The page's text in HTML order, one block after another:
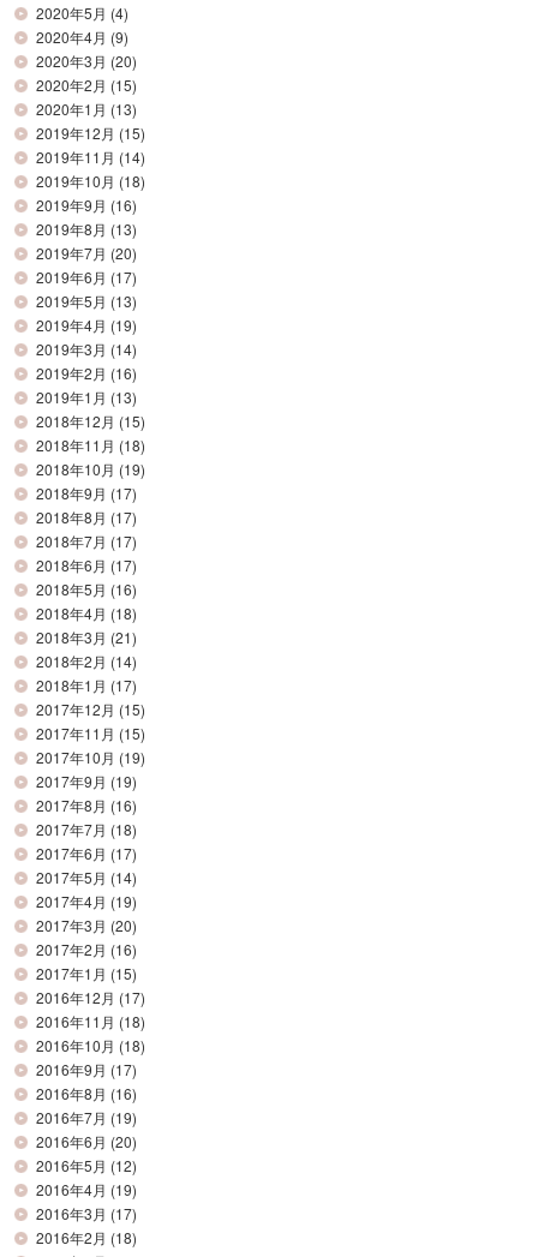
2020年5月 (4)
2020年4月 (9)
2020年3月 (20)
2020年2月 (15)
2020年1月 (13)
2019年12月 (15)
2019年11月 (14)
2019年10月 (18)
2019年9月 (16)
2019年8月 (13)
2019年7月 (20)
2019年6月 (17)
2019年5月 (13)
2019年4月 (19)
2019年3月 (14)
2019年2月 (16)
2019年1月 (13)
2018年12月 (15)
2018年11月 (18)
2018年10月 (19)
2018年9月 (17)
2018年8月 (17)
2018年7月 (17)
2018年6月 (17)
2018年5月 (16)
2018年4月 (18)
2018年3月 (21)
2018年2月 (14)
2018年1月 (17)
2017年12月 (15)
2017年11月 (15)
2017年10月 (19)
2017年9月 (19)
2017年8月 (16)
2017年7月 (18)
2017年6月 (17)
2017年5月 (14)
2017年4月 (19)
2017年3月 (20)
2017年2月 (16)
2017年1月 (15)
2016年12月 (17)
2016年11月 (18)
2016年10月 (18)
2016年9月 (17)
2016年8月 (16)
2016年7月 (19)
2016年6月 (20)
2016年5月 (12)
2016年4月 (19)
2016年3月 (17)
2016年2月 (18)